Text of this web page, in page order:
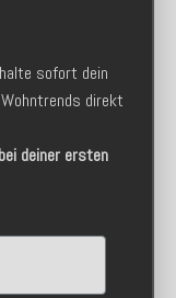
sofort dein
direkt
deiner ersten